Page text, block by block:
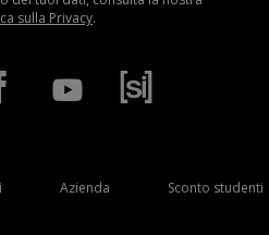
sulla Privacy.
Azienda Sconto studenti